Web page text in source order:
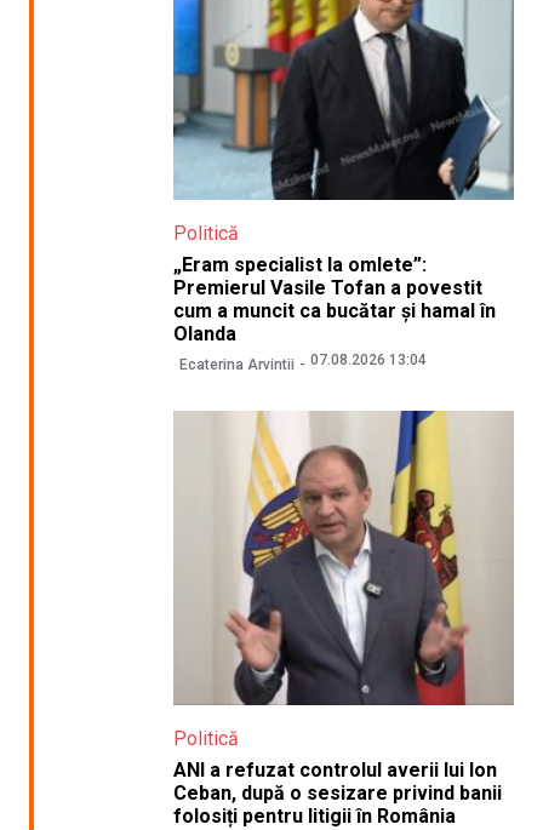
Politică
„Eram specialist la omlete”:
Premierul Vasile Tofan a povestit
cum a muncit ca bucătar și hamal în
Olanda
Ecaterina Arvintii 07.08.2026 13:04
Politică
ANI a refuzat controlul averii lui Ion
Ceban, după o sesizare privind banii
folosiți pentru litigii în România